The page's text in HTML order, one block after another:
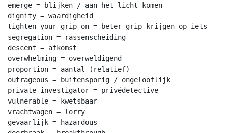
emerge = blijken / aan het licht komen
dignity = waardigheid
tighten your grip on = beter grip krijgen op iets
segregation = rassenscheiding
descent = afkomst
overwhelming = overweldigend
proportion = aantal (relatief)
outrageous = buitensporig / ongelooflijk
private investigator = privédetective
vulnerable = kwetsbaar
vrachtwagen = lorry
gevaarlijk = hazardous